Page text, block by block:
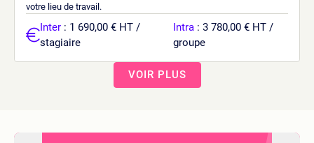
votre lieu de travail.
Inter : 1 690,00 € HT /
stagiaire
Intra : 3 780,00 € HT /
groupe
VOIR PLUS